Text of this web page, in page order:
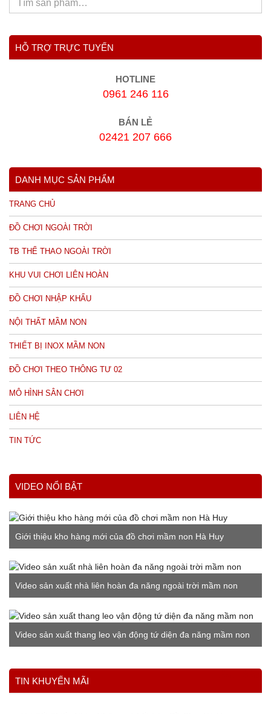
HỖ TRỢ TRỰC TUYẾN
HOTLINE
0961 246 116
BÁN LẺ
02421 207 666
DANH MỤC SẢN PHẨM
TRANG CHỦ
ĐỒ CHƠI NGOÀI TRỜI
TB THỂ THAO NGOÀI TRỜI
KHU VUI CHƠI LIÊN HOÀN
ĐỒ CHƠI NHẬP KHẨU
NỘI THẤT MẦM NON
THIẾT BỊ INOX MẦM NON
ĐỒ CHƠI THEO THÔNG TƯ 02
MÔ HÌNH SÂN CHƠI
LIÊN HỆ
TIN TỨC
VIDEO NỔI BẬT
Giới thiệu kho hàng mới của đồ chơi mầm non Hà Huy
Video sản xuất nhà liên hoàn đa năng ngoài trời mầm non
Video sản xuất thang leo vận động tứ diện đa năng mầm non
Xem thêm
TIN KHUYẾN MÃI